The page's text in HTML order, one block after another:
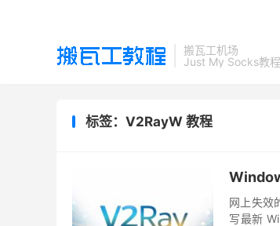
搬瓦工机场
Just My Socks教程
标签：V2RayW 教程
网上失效
写最新